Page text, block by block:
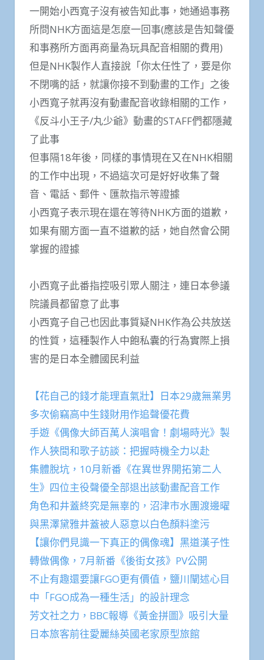
一開始小西寬子沒有被告知此事，她通過事務
所問NHK方面這是怎麼一回事(應該是告知聲優
和事務所方面再商量為玩具配音相關的費用)
但是NHK製作人直接說「你太任性了，要是你
不閉嘴的話，就讓你接不到動畫的工作」之後
小西寬子就再沒有動畫配音收錄相關的工作，
《反斗小王子/丸少爺》動畫的STAFF們都隱藏
了此事
但事隔18年後，同樣的事情現在又在NHK相關
的工作中出現，不過這次可是好好收集了聲
音、電話、郵件、匯款指示等證據
小西寬子表示現在還在等待NHK方面的道歉，
如果有關方面一直不道歉的話，她自然會公開
掌握的證據
小西寬子此番指控吸引眾人關注，連日本參議
院議員都留意了此事
小西寬子自己也因此事質疑NHK作為公共放送
的性質，這種製作人中飽私囊的行為實際上損
害的是日本全體國民利益
【花自己的錢才能理直氣壯】日本29歲無業男
多次偷竊高中生錢財用作追聲優花費
手遊《偶像大師百萬人演唱會！劇場時光》製
作人狹間和歌子訪談：把握時機全力以赴
集體脫坑，10月新番《在異世界開拓第二人
生》四位主役聲優全部退出該動畫配音工作
角色和井蓋終究是無辜的，沼津市水團渡邊曜
與黑澤黛雅井蓋被人惡意以白色顏料塗污
【讓你們見識一下真正的偶像魂】黑道漢子性
轉做偶像，7月新番《後街女孩》PV公開
不止有趣還要讓FGO更有價值，鹽川闡述心目
中「FGO成為一種生活」的設計理念
芳文社之力，BBC報導《黃金拼圖》吸引大量
日本旅客前往愛麗絲英國老家原型旅館